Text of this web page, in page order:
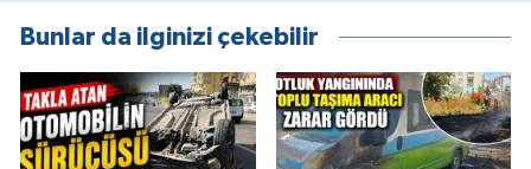
Bunlar da ilginizi çekebilir